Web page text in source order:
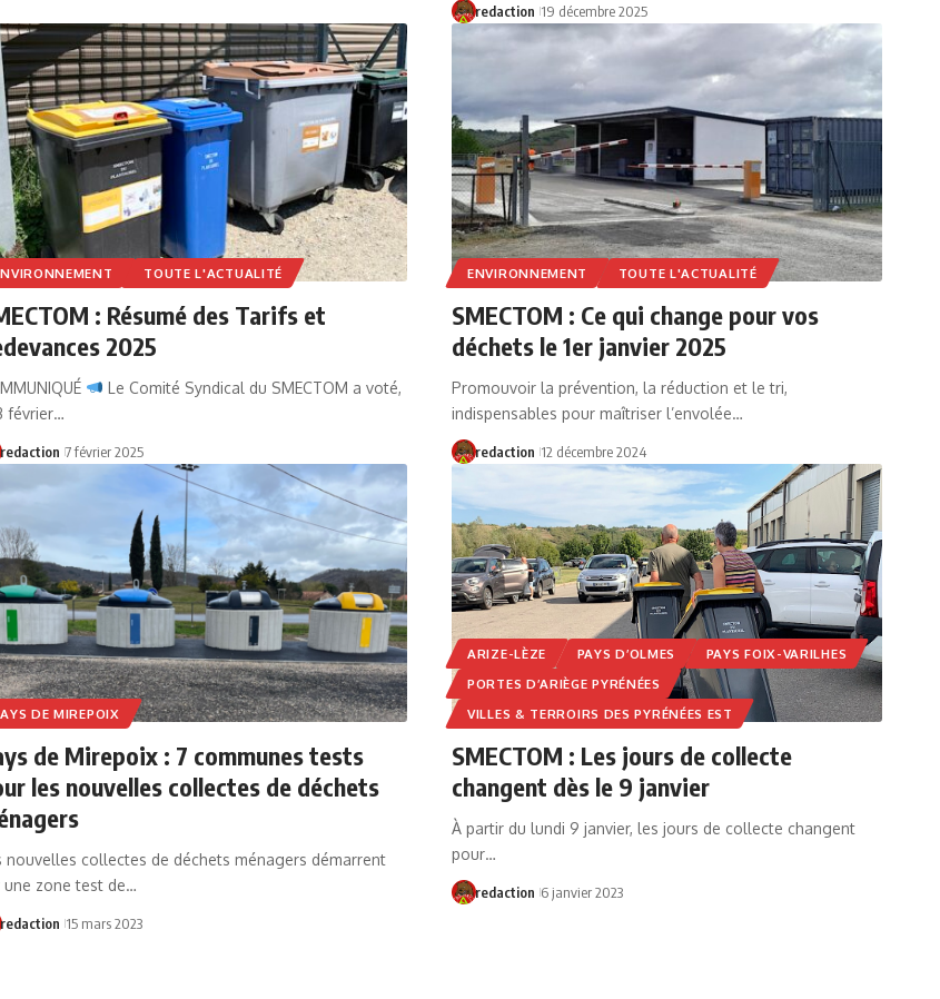
redaction 19 décembre 2025
TOUTE L'ACTUALITÉ
: Résumé des Tarifs et
2025
Le Comité Syndical du SMECTOM a voté,
février…
redaction 7 février 2025
ENVIRONNEMENT TOUTE L'ACTUALITÉ
SMECTOM : Ce qui change pour vos
déchets le 1er janvier 2025
Promouvoir la prévention, la réduction et le tri,
indispensables pour maîtriser l’envolée…
redaction 12 décembre 2024
DE MIREPOIX
de Mirepoix : 7 communes tests
les nouvelles collectes de déchets
nouvelles collectes de déchets ménagers démarrent
une zone test de…
redaction 15 mars 2023
ARIZE-LÈZE PAYS D’OLMES
PAYS FOIX-VARILHES
PORTES D’ARIÈGE PYRÉNÉES
VILLES & TERROIRS DES PYRÉNÉES EST
SMECTOM : Les jours de collecte
changent dès le 9 janvier
À partir du lundi 9 janvier, les jours de collecte changent
pour…
redaction 6 janvier 2023